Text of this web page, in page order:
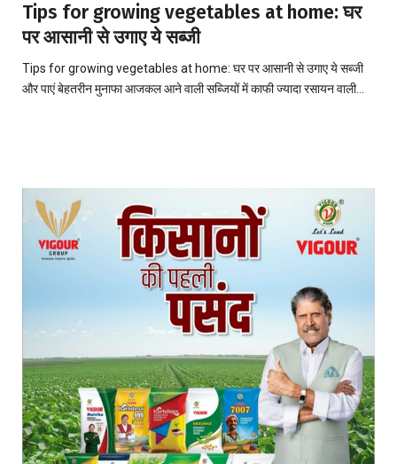
Tips for growing vegetables at home: घर
पर आसानी से उगाए ये सब्जी
Tips for growing vegetables at home: घर पर आसानी से उगाए ये सब्जी
और पाएं बेहतरीन मुनाफा आजकल आने वाली सब्जियों में काफी ज्यादा रसायन वाली…